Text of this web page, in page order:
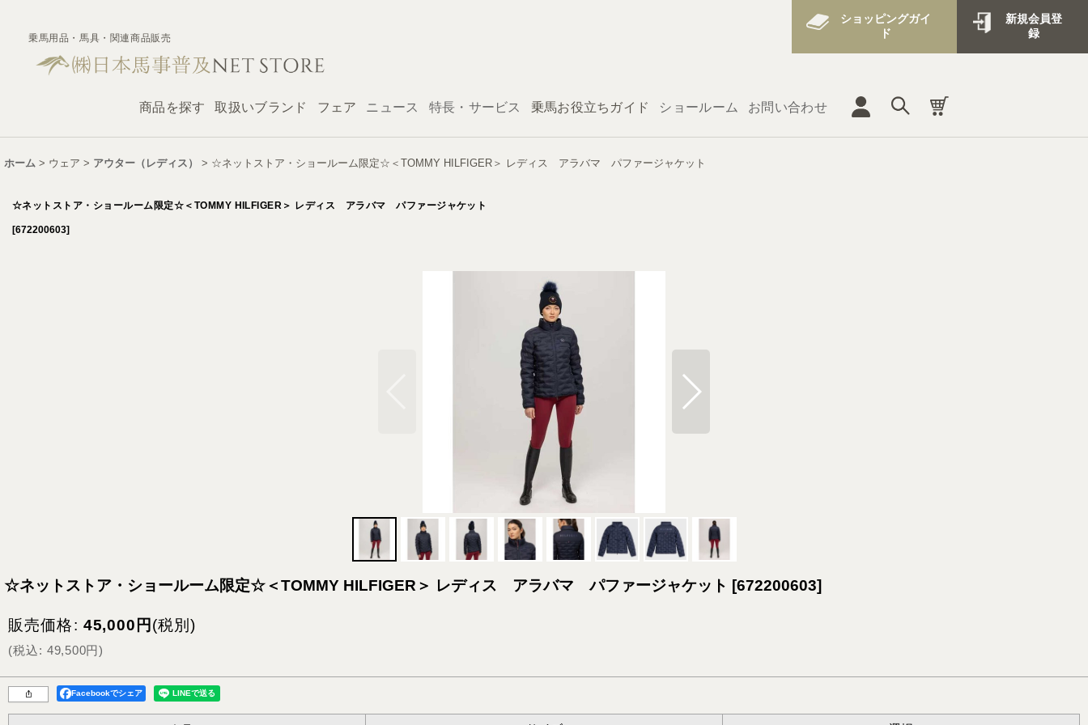
乗馬用品・馬具・関連商品販売
ショッピングガイ
ド
新規会員登
録
商品を探す 取扱いブランド フェア ニュース 特長・サービス 乗馬お役立ちガイド ショールーム お問い合わせ
ホーム > ウェア > アウター（レディス） > ☆ネットストア・ショールーム限定☆＜TOMMY HILFIGER＞ レディス アラバマ パファージャケット
☆ネットストア・ショールーム限定☆＜TOMMY HILFIGER＞ レディス アラバマ パファージャケット
[672200603]
☆ネットストア・ショールーム限定☆＜TOMMY HILFIGER＞ レディス アラバマ パファージャケット [672200603]
販売価格: 45,000 円 (税別)
(税込: 49,500円)
Facebookでシェア